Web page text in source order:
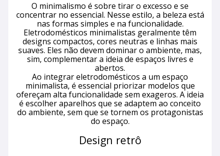
O minimalismo é sobre tirar o excesso e se
concentrar no essencial. Nesse estilo, a beleza está
nas formas simples e na funcionalidade.
Eletrodomésticos minimalistas geralmente têm
designs compactos, cores neutras e linhas mais
suaves. Eles não devem dominar o ambiente, mas,
sim, complementar a ideia de espaços livres e
abertos.
Ao integrar eletrodomésticos a um espaço
minimalista, é essencial priorizar modelos que
ofereçam alta funcionalidade sem exageros. A ideia
é escolher aparelhos que se adaptem ao conceito
do ambiente, sem que se tornem os protagonistas
do espaço.
Design retrô